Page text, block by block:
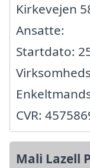
Kirkevejen
Ansatte:
Startdato:
CVR:
Mali Lazell